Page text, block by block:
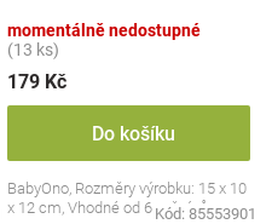
momentálně nedostupné
(13 ks)
179 Kč
Do košíku
BabyOno, Rozměry výrobku: 15 x 10
x 12 cm, Vhodné od 6 měsíců
Kód: 85553901